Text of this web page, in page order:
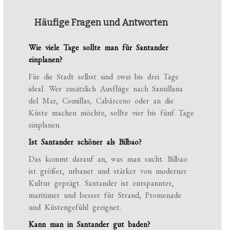
Häufige Fragen und Antworten
Wie viele Tage sollte man für Santander
einplanen?
Für die Stadt selbst sind zwei bis drei Tage
ideal. Wer zusätzlich Ausflüge nach Santillana
del Mar, Comillas, Cabárceno oder an die
Küste machen möchte, sollte vier bis fünf Tage
einplanen.
Ist Santander schöner als Bilbao?
Das kommt darauf an, was man sucht. Bilbao
ist größer, urbaner und stärker von moderner
Kultur geprägt. Santander ist entspannter,
maritimer und besser für Strand, Promenade
und Küstengefühl geeignet.
Kann man in Santander gut baden?